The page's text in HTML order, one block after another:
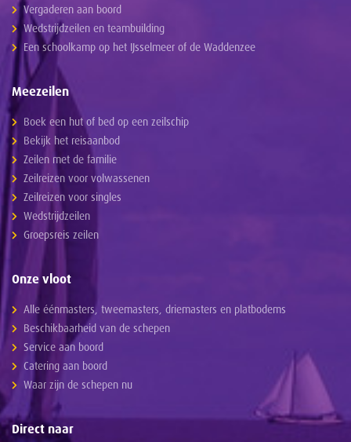
Vergaderen aan boord
Wedstrijdzeilen en teambuilding
Een schoolkamp op het IJsselmeer of de Waddenzee
Meezeilen
Boek een hut of bed op een zeilschip
Bekijk het reisaanbod
Zeilen met de familie
Zeilreizen voor volwassenen
Zeilreizen voor singles
Wedstrijdzeilen
Groepsreis zeilen
Onze vloot
Alle éénmasters, tweemasters, driemasters en platbodems
Beschikbaarheid van de schepen
Service aan boord
Catering aan boord
Waar zijn de schepen nu
Direct naar